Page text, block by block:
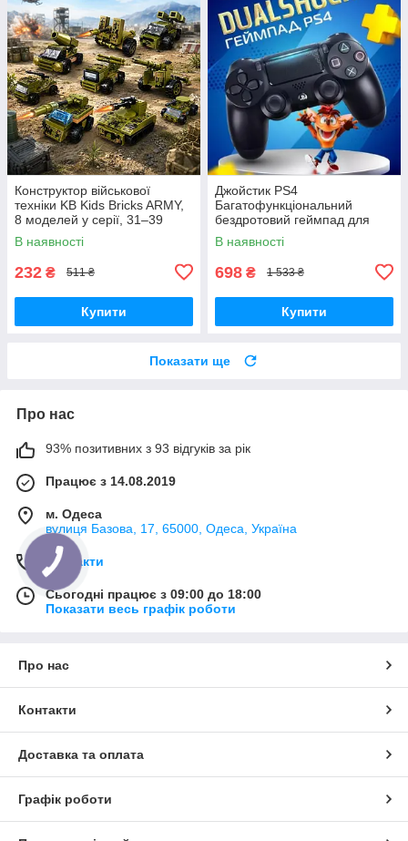
Конструктор військової
техніки KB Kids Bricks ARMY,
8 моделей у серії, 31–39
деталей, 6+
В наявності
232 ₴ 511 ₴
Купити
Джойстик PS4
Багатофункціональний
бездротовий геймпад для
Bluetooth-консолі з подвійною
вібрацією DualShock 4 V3.5
В наявності
698 ₴ 1 533 ₴
Купити
Показати ще
Про нас
93% позитивних з 93 відгуків за рік
Працює з 14.08.2019
м. Одеса
вулиця Базова, 17, 65000, Одеса, Україна
Контакти
Сьогодні працює з 09:00 до 18:00
Показати весь графік роботи
Про нас
Контакти
Доставка та оплата
Графік роботи